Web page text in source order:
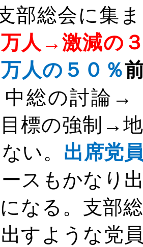
部総会に集
万人→激減の
人の５０％
中総の討論→
標の強制→
い。 出席党
スもかなり
になる。支部
すような党